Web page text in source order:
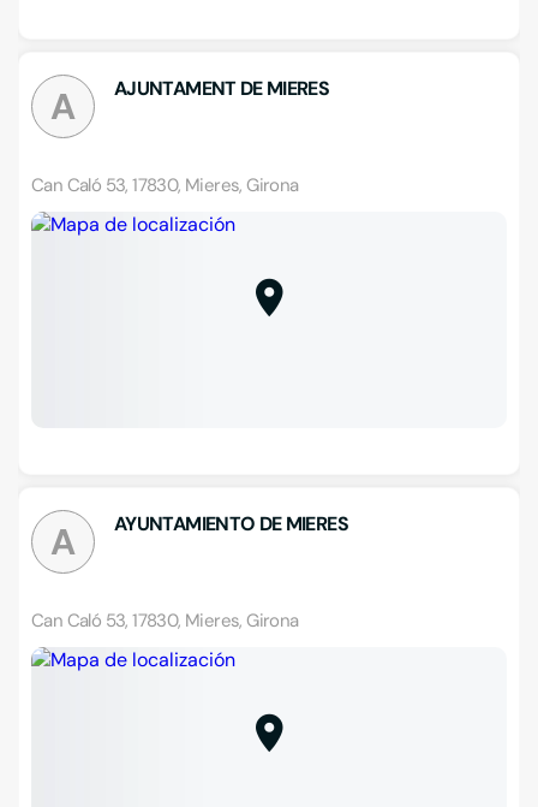
A AJUNTAMENT DE MIERES
Can Caló 53, 17830, Mieres, Girona
A AYUNTAMIENTO DE MIERES
Can Caló 53, 17830, Mieres, Girona